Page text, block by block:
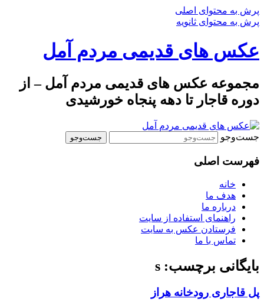
پرش به محتوای اصلی
پرش به محتوای ثانویه
عکس های قدیمی مردم آمل
مجموعه عکس های قدیمی مردم آمل – از
دوره قاجار تا دهه پنجاه خورشیدی
جست‌وجو
فهرست اصلی
خانه
هدف ما
درباره ما
راهنمای استفاده از سایت
فرستادن عکس به سایت
تماس با ما
بایگانی برچسب: s
پل قاجاری رودخانه هراز